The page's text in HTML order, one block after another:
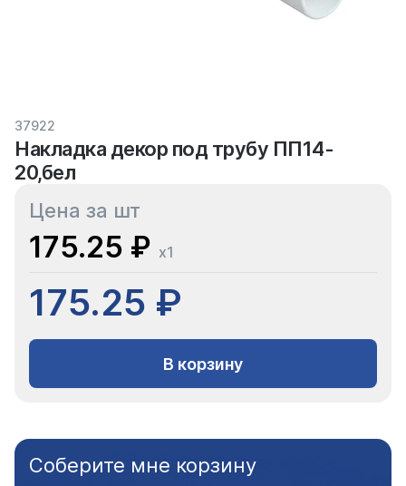
37922
Накладка декор под трубу ПП14-
20,бел
Цена за шт
175.25 ₽ x1
175.25 ₽
В корзину
Соберите мне корзину